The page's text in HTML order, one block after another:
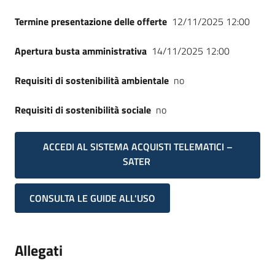
Termine presentazione delle offerte 12/11/2025 12:00
Apertura busta amministrativa 14/11/2025 12:00
Requisiti di sostenibilità ambientale no
Requisiti di sostenibilità sociale no
ACCEDI AL SISTEMA ACQUISTI TELEMATICI –
SATER
CONSULTA LE GUIDE ALL'USO
Allegati